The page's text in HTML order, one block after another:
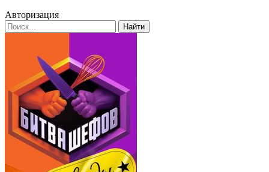
Авторизация
Найти